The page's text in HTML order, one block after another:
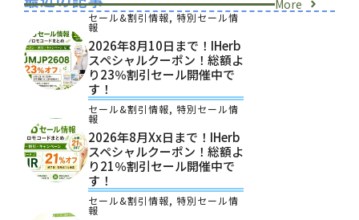
More
セール&割引情報, 特別セール情
報
2026年8月10日まで！iHerb
スペシャルクーポン！総額よ
り23％割引セール開催中で
す！
セール&割引情報, 特別セール情
報
2026年8月xx日まで！iHerb
スペシャルクーポン！総額よ
り21％割引セール開催中で
す！
セール&割引情報, 特別セール情
報